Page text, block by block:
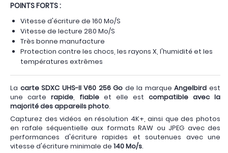
POINTS FORTS :
Vitesse d'écriture de 160 Mo/S
Vitesse de lecture 280 Mo/S
Très bonne manufacture
Protection contre les chocs, les rayons X, l'humidité et les
températures extrêmes
La carte SDXC UHS-II V60 256 Go de la marqueAngelbird est
une carte rapide, fiable et elle est compatible avec la
majorité des appareils photo.
Capturez des vidéos en résolution 4K+, ainsi que des photos
en rafale séquentielle aux formats RAW ou JPEG avec des
performances d'écriture rapides et soutenues avec une
vitesse d'écriture minimale de 140 Mo/s.